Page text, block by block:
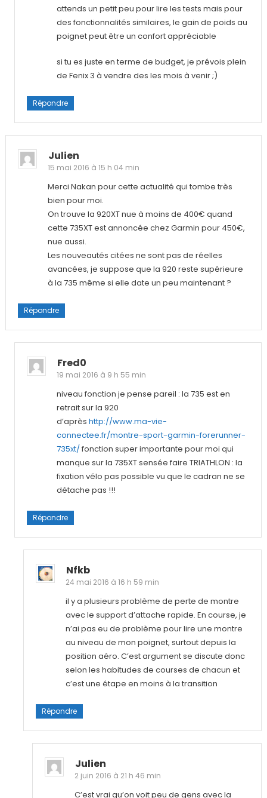
attends un petit peu pour lire les tests mais pour
des fonctionnalités similaires, le gain de poids au
poignet peut être un confort appréciable
si tu es juste en terme de budget, je prévois plein
de Fenix 3 à vendre des les mois à venir ;)
Répondre
Julien
15 mai 2016 à 15 h 04 min
Merci Nakan pour cette actualité qui tombe très
bien pour moi.
On trouve la 920XT nue à moins de 400€ quand
cette 735XT est annoncée chez Garmin pour 450€,
nue aussi.
Les nouveautés citées ne sont pas de réelles
avancées, je suppose que la 920 reste supérieure
à la 735 même si elle date un peu maintenant ?
Répondre
Fred0
19 mai 2016 à 9 h 55 min
niveau fonction je pense pareil : la 735 est en
retrait sur la 920
d’après http://www.ma-vie-
connectee.fr/montre-sport-garmin-forerunner-
735xt/fonction super importante pour moi qui
manque sur la 735XT sensée faire TRIATHLON : la
fixation vélo pas possible vu que le cadran ne se
détache pas !!!
Répondre
Nfkb
24 mai 2016 à 16 h 59 min
il y a plusieurs problème de perte de montre
avec le support d’attache rapide. En course, je
n’ai pas eu de problème pour lire une montre
au niveau de mon poignet, surtout depuis la
position aéro. C’est argument se discute donc
selon les habitudes de courses de chacun et
c’est une étape en moins à la transition
Répondre
Julien
2 juin 2016 à 21 h 46 min
C’est vrai qu’on voit peu de gens avec la